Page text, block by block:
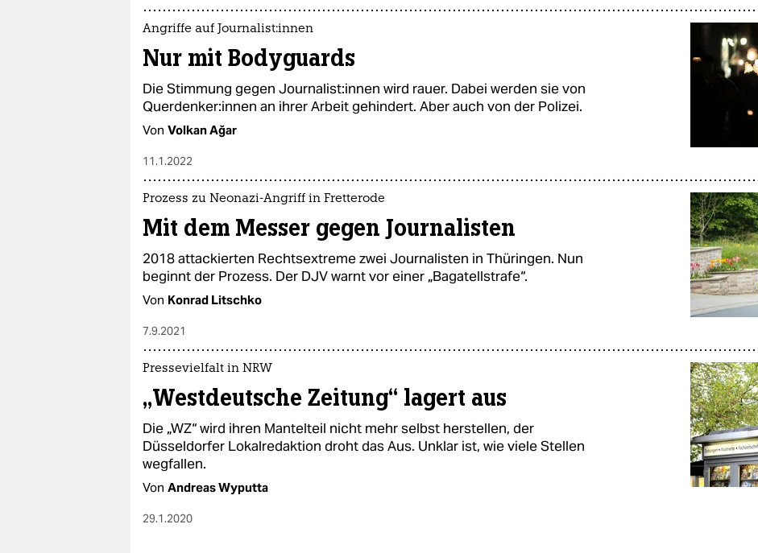
Angriffe auf Jour­na­lis­t:in­nen
Nur mit Bodyguards
Die Stimmung gegen Jour­na­lis­t:in­nen wird rauer. Dabei werden sie von
Quer­den­ke­r:in­nen an ihrer Arbeit gehindert. Aber auch von der Polizei.
Von Volkan Ağar
11.1.2022
Prozess zu Neonazi-Angriff in Fretterode
Mit dem Messer gegen Journalisten
2018 attackierten Rechtsextreme zwei Journalisten in Thüringen. Nun
beginnt der Prozess. Der DJV warnt vor einer „Bagatellstrafe“.
Von Konrad Litschko
7.9.2021
Pressevielfalt in NRW
„Westdeutsche Zeitung“ lagert aus
Die „WZ“ wird ihren Mantelteil nicht mehr selbst herstellen, der
Düsseldorfer Lokalredaktion droht das Aus. Unklar ist, wie viele Stellen
wegfallen.
Von Andreas Wyputta
29.1.2020